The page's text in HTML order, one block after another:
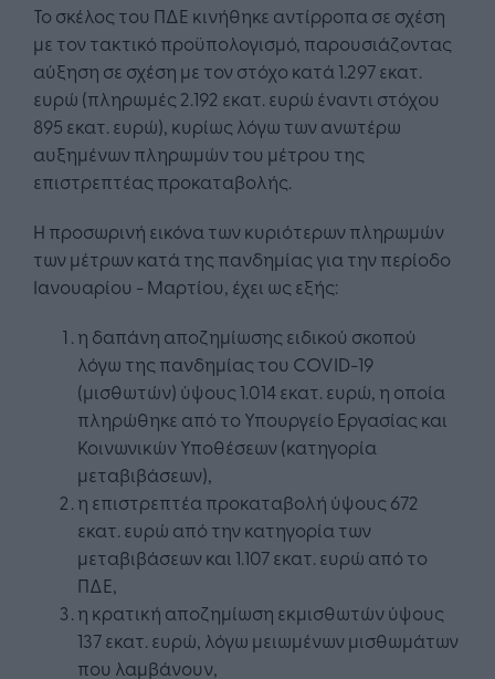
Το σκέλος του ΠΔΕ κινήθηκε αντίρροπα σε σχέση
με τον τακτικό προϋπολογισμό, παρουσιάζοντας
αύξηση σε σχέση με τον στόχο κατά 1.297 εκατ.
ευρώ (πληρωμές 2.192 εκατ. ευρώ έναντι στόχου
895 εκατ. ευρώ), κυρίως λόγω των ανωτέρω
αυξημένων πληρωμών του μέτρου της
επιστρεπτέας προκαταβολής.
Η προσωρινή εικόνα των κυριότερων πληρωμών
των μέτρων κατά της πανδημίας για την περίοδο
Ιανουαρίου - Μαρτίου, έχει ως εξής:
η δαπάνη αποζημίωσης ειδικού σκοπού
λόγω της πανδημίας του COVID-19
(μισθωτών) ύψους 1.014 εκατ. ευρώ, η οποία
πληρώθηκε από το Υπουργείο Εργασίας και
Κοινωνικών Υποθέσεων (κατηγορία
μεταβιβάσεων),
η επιστρεπτέα προκαταβολή ύψους 672
εκατ. ευρώ από την κατηγορία των
μεταβιβάσεων και 1.107 εκατ. ευρώ από το
ΠΔΕ,
η κρατική αποζημίωση εκμισθωτών ύψους
137 εκατ. ευρώ, λόγω μειωμένων μισθωμάτων
που λαμβάνουν,